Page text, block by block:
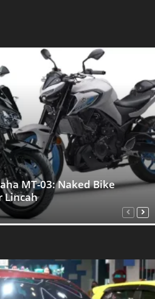
MT-03: Naked Bike
Lincah